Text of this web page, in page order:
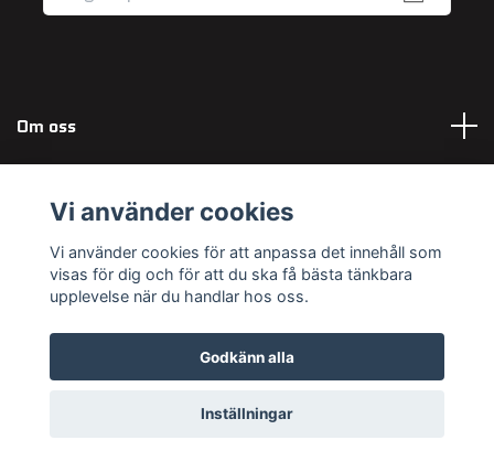
Om oss
Sociala medier
© 2026 Maximum OutdoorPowered by Quickbutik
Vi använder cookies
Vi använder cookies för att anpassa det innehåll som
visas för dig och för att du ska få bästa tänkbara
upplevelse när du handlar hos oss.
Godkänn alla
Inställningar